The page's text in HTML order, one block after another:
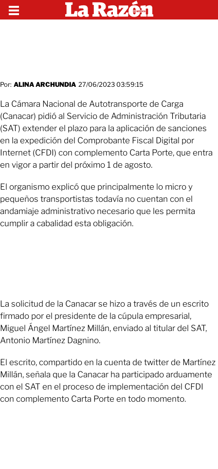
Por: ALINA ARCHUNDIA 27/06/2023 03:59:15
La Cámara Nacional de Autotransporte de Carga
(Canacar) pidió al Servicio de Administración Tributaria
(SAT) extender el plazo para la aplicación de sanciones
en la expedición del Comprobante Fiscal Digital por
Internet (CFDI) con complemento Carta Porte, que entra
en vigor a partir del próximo 1 de agosto.
El organismo explicó que principalmente lo micro y
pequeños transportistas todavía no cuentan con el
andamiaje administrativo necesario que les permita
cumplir a cabalidad esta obligación.
La solicitud de la Canacar se hizo a través de un escrito
firmado por el presidente de la cúpula empresarial,
Miguel Ángel Martínez Millán, enviado al titular del SAT,
Antonio Martínez Dagnino.
El escrito, compartido en la cuenta de twitter de Martínez
Millán, señala que la Canacar ha participado arduamente
con el SAT en el proceso de implementación del CFDI
con complemento Carta Porte en todo momento.